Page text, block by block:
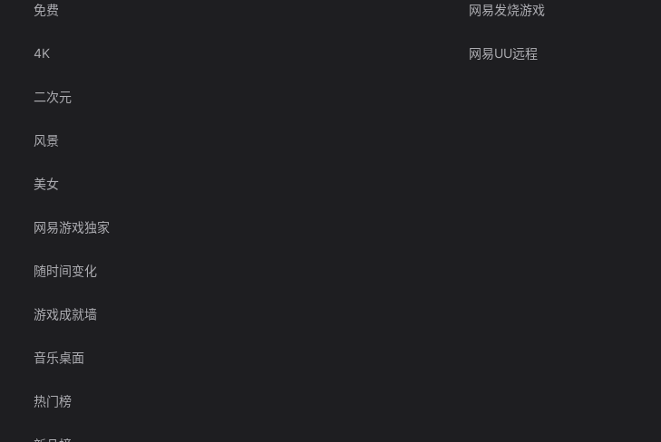
免费
4K
二次元
风景
美女
网易游戏独家
随时间变化
游戏成就墙
音乐桌面
热门榜
网易发烧游戏
网易UU远程